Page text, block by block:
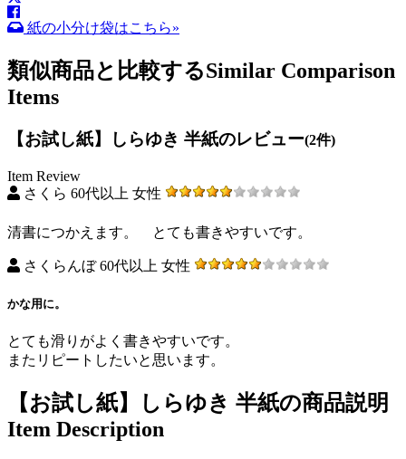
紙の小分け袋はこちら»
類似商品と比較するSimilar Comparison
Items
【お試し紙】しらゆき 半紙のレビュー(2件)
Item Review
さくら 60代以上 女性
清書につかえます。 とても書きやすいです。
さくらんぼ 60代以上 女性
かな用に。
とても滑りがよく書きやすいです。
またリピートしたいと思います。
【お試し紙】しらゆき 半紙の商品説明
Item Description